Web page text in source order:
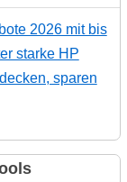
2026 mit bis
starke HP
sparen